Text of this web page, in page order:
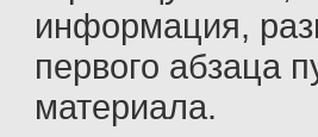
информация,
первого абзаца
материала.